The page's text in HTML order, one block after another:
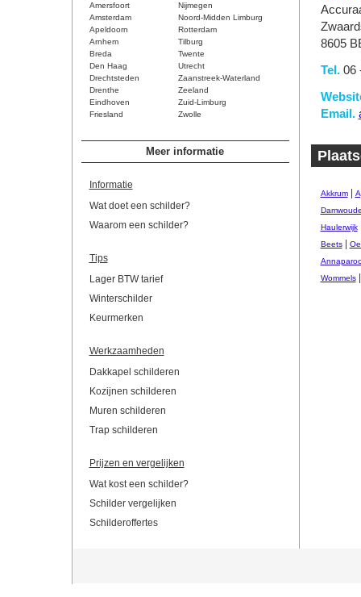
Amersfoort
Nijmegen
Amsterdam
Noord-Midden Limburg
Apeldoorn
Rotterdam
Arnhem
Tilburg
Breda
Twente
Den Haag
Utrecht
Drechtsteden
Zaanstreek-Waterland
Drenthe
Zeeland
Eindhoven
Zuid-Limburg
Friesland
Zwolle
Meer informatie
Informatie
Wat doet een schilder?
Waarom een schilder?
Tips
Lager BTW tarief
Winterschilder
Keurmerken
Werkzaamheden
Dakkapel schilderen
Kozijnen schilderen
Muren schilderen
Trap schilderen
Prijzen en vergelijken
Wat kost een schilder?
Schilder vergelijken
Schilderoffertes
8605
Tel.06
Email.
Akkrum|
Haulerwijk
Beets|
Wommels